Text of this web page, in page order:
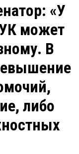
«У
может
В
либо